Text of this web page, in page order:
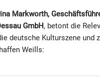
Markworth,
GmbH, betont die
deutsche Kulturszene und
Weills: